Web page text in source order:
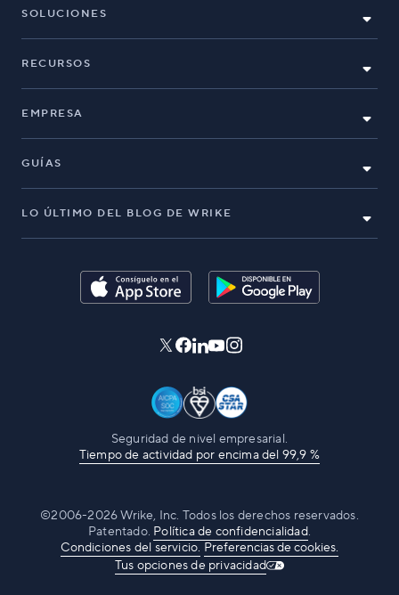
SOLUCIONES
RECURSOS
EMPRESA
GUÍAS
LO ÚLTIMO DEL BLOG DE WRIKE
Seguridad de nivel empresarial.
Tiempo de actividad por encima del 99,9 %
©2006-2026 Wrike, Inc. Todos los derechos reservados.
Patentado. Política de confidencialidad.
Condiciones del servicio. Preferencias de cookies.
Tus opciones de privacidad